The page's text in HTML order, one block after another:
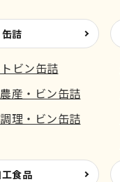
詰
ビン缶詰
農産・ビン缶詰
調理・ビン缶詰
食品